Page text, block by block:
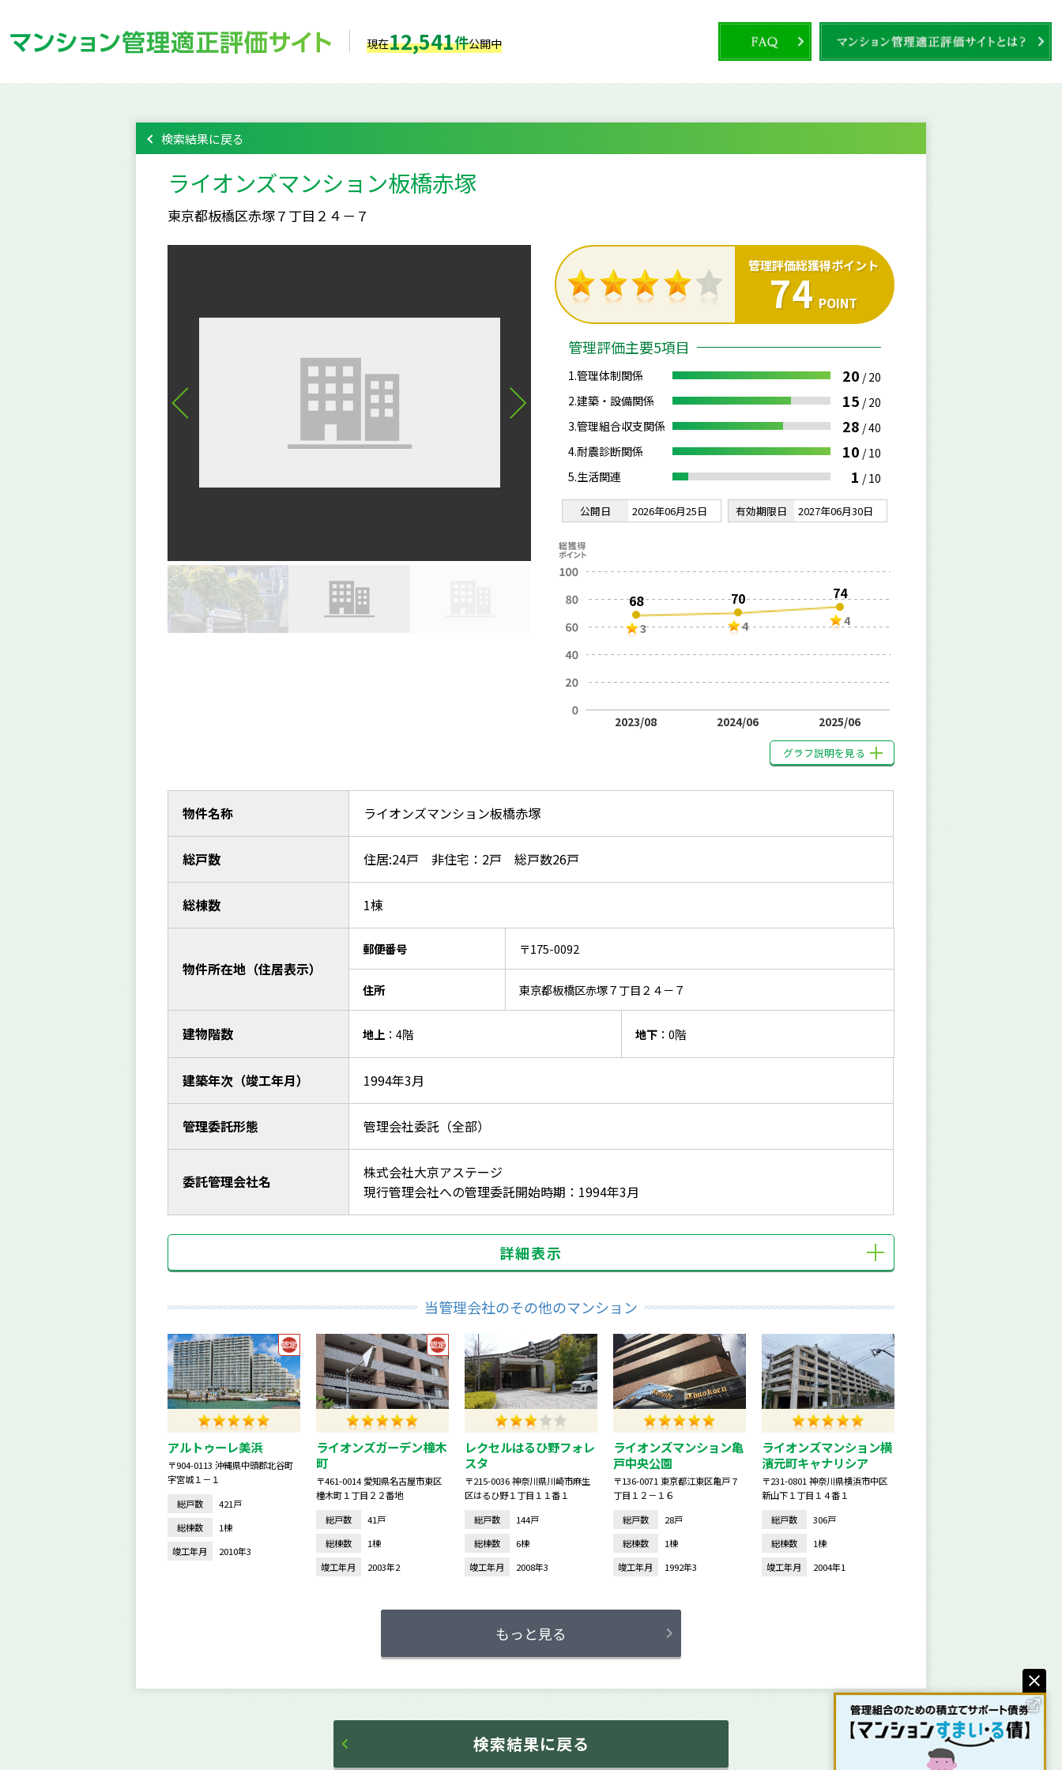
現在12,541件公開中
検索結果に戻る
ライオンズマンション板橋赤塚
東京都板橋区赤塚７丁目２４－７
管理評価総獲得ポイント
74 POINT
管理評価主要5項目
1.管理体制関係 20 / 20
2.建築・設備関係
15 / 20
3.管理組合収支関係
28 /40
4.耐震診断関係
10 / 10
5.生活関連
1 / 10
公開日 2026年06月25日 有効期限日 2027年06月30日
68
3
2023/08
70
4
2024/06
74
4
2025/06
グラフ説明を見る
物件名称 ライオンズマンション板橋赤塚
総戸数 住居:24戸 非住宅：2戸 総戸数26戸
総棟数 1棟
物件所在地（住居表示）
郵便番号 〒175-0092
住所 東京都板橋区赤塚７丁目２４－７
建物階数 地上：4階 地下：0階
建築年次（竣工年月） 1994年3月
管理委託形態 管理会社委託（全部）
委託管理会社名
株式会社大京アステージ
現行管理会社への管理委託開始時期：1994年3月
詳細表示
当管理会社のその他のマンション
アルトゥーレ美浜
〒904-0113 沖縄県中頭郡北谷町
字宮城１－１
総戸数
421戸
総棟数
1棟
竣工年月
2010年3
ライオンズガーデン橦木
町
〒461-0014 愛知県名古屋市東区
橦木町１丁目２２番地
総戸数
41戸
総棟数
1棟
竣工年月
2003年2
レクセルはるひ野フォレ
スタ
〒215-0036 神奈川県川崎市麻生
区はるひ野１丁目１１番１
総戸数
144戸
総棟数
6棟
竣工年月
2008年3
ライオンズマンション亀
戸中央公園
〒136-0071 東京都江東区亀戸７
丁目１２－１６
総戸数
28戸
総棟数
1棟
竣工年月
1992年3
ライオンズマンション横
濱元町キャナリシア
〒231-0801 神奈川県横浜市中区
新山下１丁目１４番１
総戸数
306戸
総棟数
1棟
竣工年月
2004年1
もっと見る
検索結果に戻る